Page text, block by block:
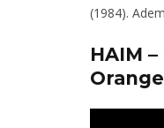
(1984).
HAIM